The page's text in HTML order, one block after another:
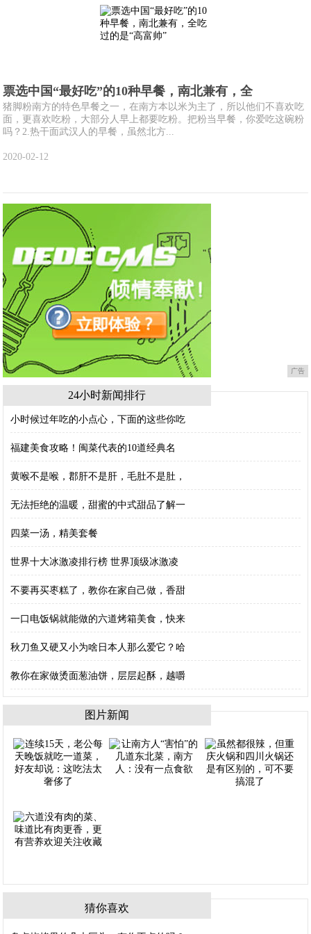
票选中国“最好吃”的10种早餐，南北兼有，全
猪脚粉南方的特色早餐之一，在南方本以米为主了，所以他们不喜欢吃
面，更喜欢吃粉，大部分人早上都要吃粉。把粉当早餐，你爱吃这碗粉
吗？2.热干面武汉人的早餐，虽然北方...
2020-02-12
广告
24小时新闻排行
小时候过年吃的小点心，下面的这些你吃
福建美食攻略！闽菜代表的10道经典名
黄喉不是喉，郡肝不是肝，毛肚不是肚，
无法拒绝的温暖，甜蜜的中式甜品了解一
四菜一汤，精美套餐
世界十大冰激凌排行榜 世界顶级冰激凌
不要再买枣糕了，教你在家自己做，香甜
一口电饭锅就能做的六道烤箱美食，快来
秋刀鱼又硬又小为啥日本人那么爱它？哈
教你在家做烫面葱油饼，层层起酥，越嚼
图片新闻
猜你喜欢